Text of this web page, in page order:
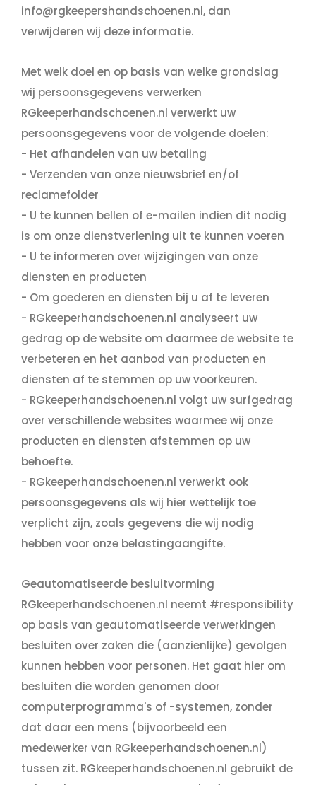
info@rgkeepershandschoenen.nl, dan
verwijderen wij deze informatie.
Met welk doel en op basis van welke grondslag
wij persoonsgegevens verwerken
RGkeeperhandschoenen.nl verwerkt uw
persoonsgegevens voor de volgende doelen:
- Het afhandelen van uw betaling
- Verzenden van onze nieuwsbrief en/of
reclamefolder
- U te kunnen bellen of e-mailen indien dit nodig
is om onze dienstverlening uit te kunnen voeren
- U te informeren over wijzigingen van onze
diensten en producten
- Om goederen en diensten bij u af te leveren
- RGkeeperhandschoenen.nl analyseert uw
gedrag op de website om daarmee de website te
verbeteren en het aanbod van producten en
diensten af te stemmen op uw voorkeuren.
- RGkeeperhandschoenen.nl volgt uw surfgedrag
over verschillende websites waarmee wij onze
producten en diensten afstemmen op uw
behoefte.
- RGkeeperhandschoenen.nl verwerkt ook
persoonsgegevens als wij hier wettelijk toe
verplicht zijn, zoals gegevens die wij nodig
hebben voor onze belastingaangifte.
Geautomatiseerde besluitvorming
RGkeeperhandschoenen.nl neemt #responsibility
op basis van geautomatiseerde verwerkingen
besluiten over zaken die (aanzienlijke) gevolgen
kunnen hebben voor personen. Het gaat hier om
besluiten die worden genomen door
computerprogramma's of -systemen, zonder
dat daar een mens (bijvoorbeeld een
medewerker van RGkeeperhandschoenen.nl)
tussen zit. RGkeeperhandschoenen.nl gebruikt de